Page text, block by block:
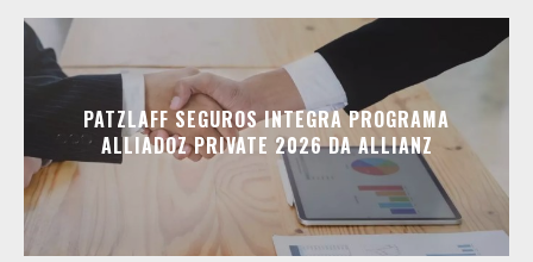
PATZLAFF SEGUROS INTEGRA PROGRAMA
ALLIADOZ PRIVATE 2026 DA ALLIANZ